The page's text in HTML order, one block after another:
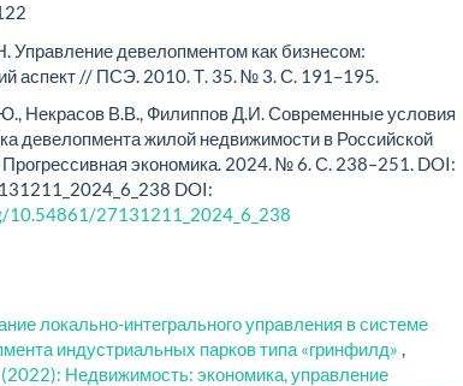
Управление девелопментом как бизнесом:
аспект // ПСЭ. 2010. Т. 35. № 3. С. 191–195.
Некрасов В.В., Филиппов Д.И. Современные условия
девелопмента жилой недвижимости в Российской
экономика. 2024. № 6. С. 238–251. DOI:
DOI:
10.54861/27131211_2024_6_238
локально-интегрального управления в системе
индустриальных парков типа «гринфилд» ,
Недвижимость: экономика, управление